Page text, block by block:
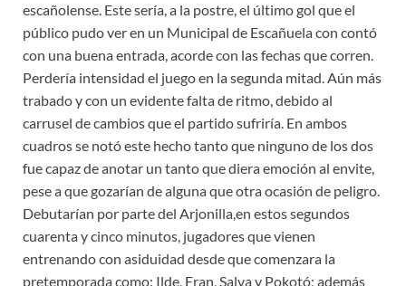
escañolense. Este sería, a la postre, el último gol que el
público pudo ver en un Municipal de Escañuela con contó
con una buena entrada, acorde con las fechas que corren.
Perdería intensidad el juego en la segunda mitad. Aún más
trabado y con un evidente falta de ritmo, debido al
carrusel de cambios que el partido sufriría. En ambos
cuadros se notó este hecho tanto que ninguno de los dos
fue capaz de anotar un tanto que diera emoción al envite,
pese a que gozarían de alguna que otra ocasión de peligro.
Debutarían por parte del Arjonilla,en estos segundos
cuarenta y cinco minutos, jugadores que vienen
entrenando con asiduidad desde que comenzara la
pretemporada como: Ilde, Fran, Salva y Pokotó; además